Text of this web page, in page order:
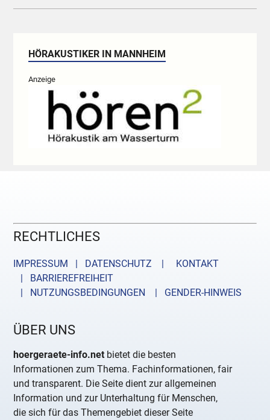
HÖRAKUSTIKER IN MANNHEIM
Anzeige
RECHTLICHES
IMPRESSUM | DATENSCHUTZ |
KONTAKT
| BARRIEREFREIHEIT
| NUTZUNGSBEDINGUNGEN
| GENDER-HINWEIS
ÜBER UNS
hoergeraete-info.net bietet die besten
Informationen zum Thema. Fachinformationen, fair
und transparent. Die Seite dient zur allgemeinen
Information und zur Unterhaltung für Menschen,
die sich für das Themengebiet dieser Seite